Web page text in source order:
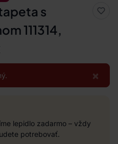
s
111314,
×
lepidlo zadarmo – vždy
potrebovať.